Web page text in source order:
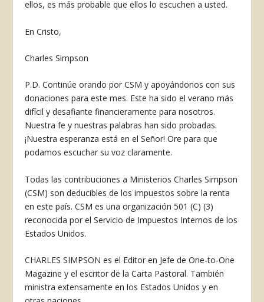
ellos, es más probable que ellos lo escuchen a usted.
En Cristo,
Charles Simpson
P.D. Continúe orando por CSM y apoyándonos con sus
donaciones para este mes. Este ha sido el verano más
difícil y desafiante financieramente para nosotros.
Nuestra fe y nuestras palabras han sido probadas.
¡Nuestra esperanza está en el Señor! Ore para que
podamos escuchar su voz claramente.
Todas las contribuciones a Ministerios Charles Simpson
(CSM) son deducibles de los impuestos sobre la renta
en este país. CSM es una organización 501 (C) (3)
reconocida por el Servicio de Impuestos Internos de los
Estados Unidos.
CHARLES SIMPSON es el Editor en Jefe de One-to-One
Magazine y el escritor de la Carta Pastoral. También
ministra extensamente en los Estados Unidos y en